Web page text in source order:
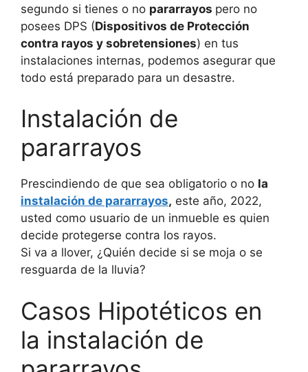
segundo si tienes o no pararrayos pero no
posees DPS (Dispositivos de Protección
contra rayos y sobretensiones) en tus
instalaciones internas, podemos asegurar que
todo está preparado para un desastre.
Instalación de
pararrayos
Prescindiendo de que sea obligatorio o no la
instalación de pararrayos, este año, 2022,
usted como usuario de un inmueble es quien
decide protegerse contra los rayos.
Si va a llover, ¿Quién decide si se moja o se
resguarda de la lluvia?
Casos Hipotéticos en
la instalación de